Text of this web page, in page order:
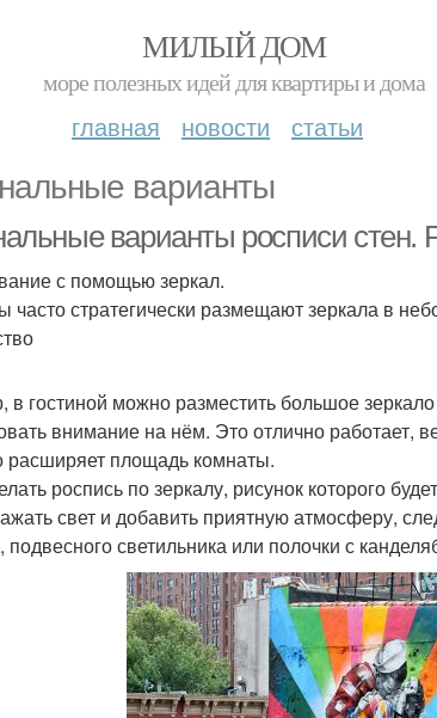
МИЛЫЙ ДОМ
море полезных идей для квартиры и дома
главная новости статьи
варианты
варианты росписи стен.
с помощью зеркал.
часто стратегически размещают зеркала в
в гостиной можно разместить большое
внимание на нём. Это отлично работает,
расширяет площадь комнаты.
роспись по зеркалу, рисунок которого
свет и добавить приятную атмосферу,
светильника или полочки с